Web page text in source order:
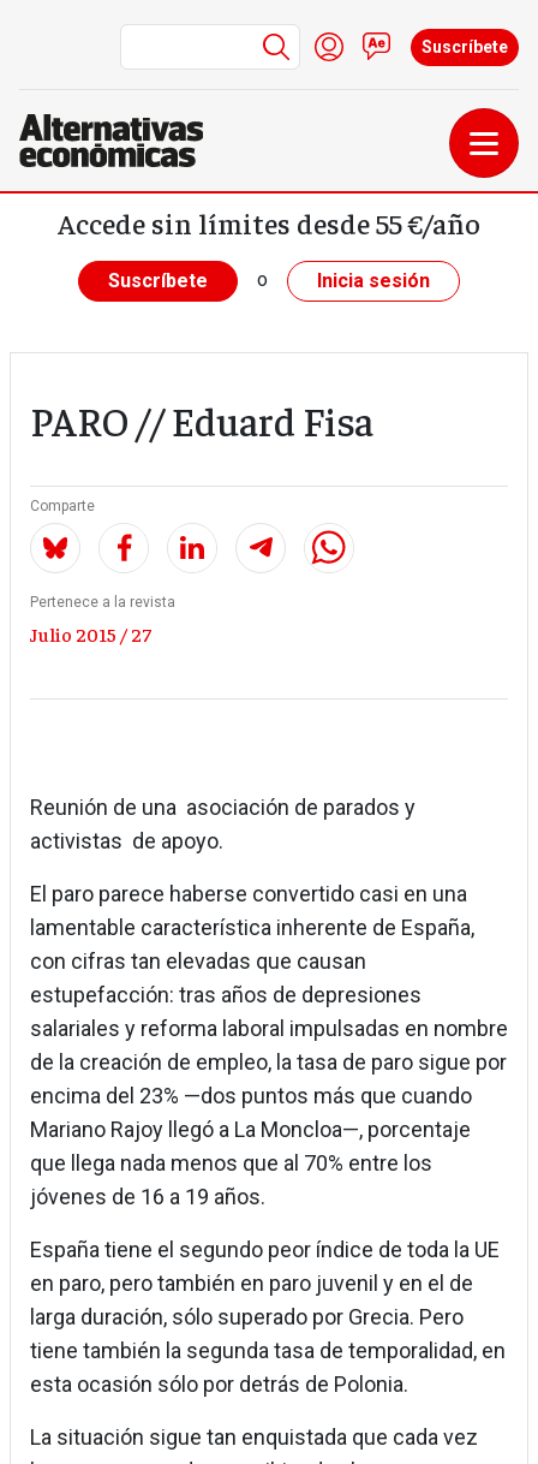
Pasar al contenido principal
Menú de cuenta de
Iniciar sesión
Contacto
Suscríbete
Accede sin límites desde 55 €/año
Suscríbete o Inicia sesión
PARO // Eduard Fisa
Comparte
Pertenece a la revista
Julio 2015 / 27
Reunión de una asociación de parados y
activistas de apoyo.
El paro parece haberse convertido casi en una
lamentable característica inherente de España,
con cifras tan elevadas que causan
estupefacción: tras años de depresiones
salariales y reforma laboral impulsadas en nombre
de la creación de empleo, la tasa de paro sigue por
encima del 23% —dos puntos más que cuando
Mariano Rajoy llegó a La Moncloa—, porcentaje
que llega nada menos que al 70% entre los
jóvenes de 16 a 19 años.
España tiene el segundo peor índice de toda la UE
en paro, pero también en paro juvenil y en el de
larga duración, sólo superado por Grecia. Pero
tiene también la segunda tasa de temporalidad, en
esta ocasión sólo por detrás de Polonia.
La situación sigue tan enquistada que cada vez